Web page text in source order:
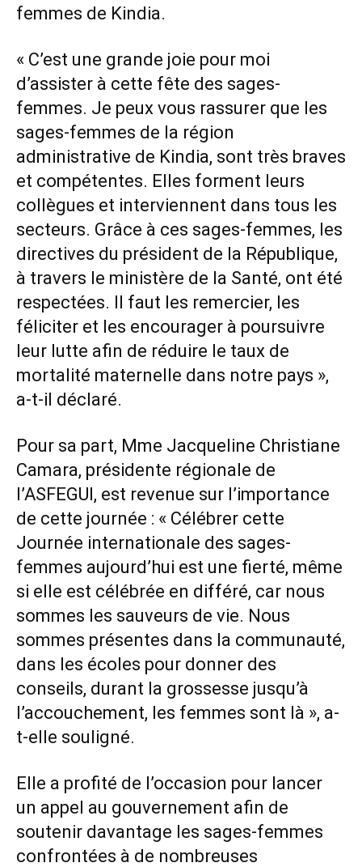
femmes de Kindia.
« C’est une grande joie pour moi
d’assister à cette fête des sages-
femmes. Je peux vous rassurer que les
sages-femmes de la région
administrative de Kindia, sont très braves
et compétentes. Elles forment leurs
collègues et interviennent dans tous les
secteurs. Grâce à ces sages-femmes, les
directives du président de la République,
à travers le ministère de la Santé, ont été
respectées. Il faut les remercier, les
féliciter et les encourager à poursuivre
leur lutte afin de réduire le taux de
mortalité maternelle dans notre pays »,
a-t-il déclaré.
Pour sa part, Mme Jacqueline Christiane
Camara, présidente régionale de
l’ASFEGUI, est revenue sur l’importance
de cette journée : « Célébrer cette
Journée internationale des sages-
femmes aujourd’hui est une fierté, même
si elle est célébrée en différé, car nous
sommes les sauveurs de vie. Nous
sommes présentes dans la communauté,
dans les écoles pour donner des
conseils, durant la grossesse jusqu’à
l’accouchement, les femmes sont là », a-
t-elle souligné.
Elle a profité de l’occasion pour lancer
un appel au gouvernement afin de
soutenir davantage les sages-femmes
confrontées à de nombreuses